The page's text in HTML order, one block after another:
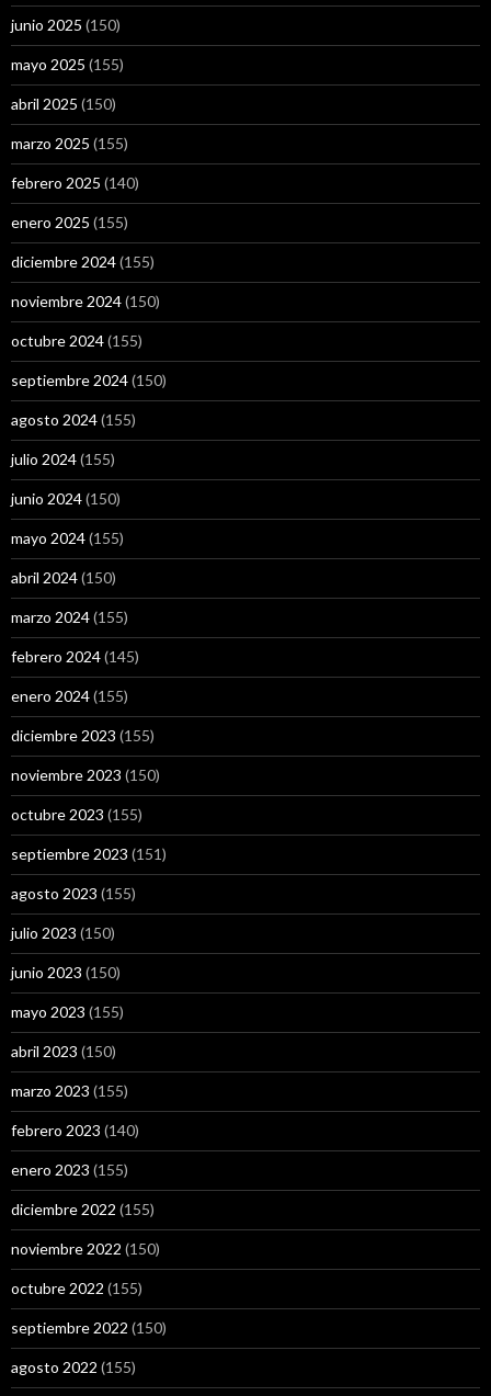
junio 2025 (150)
mayo 2025 (155)
abril 2025 (150)
marzo 2025 (155)
febrero 2025 (140)
enero 2025 (155)
diciembre 2024(155)
noviembre 2024(150)
octubre 2024(155)
septiembre 2024(150)
agosto 2024(155)
julio 2024(155)
junio 2024(150)
mayo 2024(155)
abril 2024(150)
marzo 2024(155)
febrero 2024(145)
enero 2024(155)
diciembre 2023 (155)
noviembre 2023 (150)
octubre 2023 (155)
septiembre 2023 (151)
agosto 2023 (155)
julio 2023 (150)
junio 2023 (150)
mayo 2023 (155)
abril 2023 (150)
marzo 2023 (155)
febrero 2023 (140)
enero 2023 (155)
diciembre 2022 (155)
noviembre 2022 (150)
octubre 2022 (155)
septiembre 2022 (150)
agosto 2022 (155)